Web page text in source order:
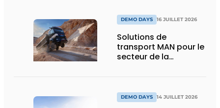
DEMO DAYS 16 JUILLET 2026
Solutions de
transport MAN pour le
secteur de la
DEMO DAYS 14 JUILLET 2026